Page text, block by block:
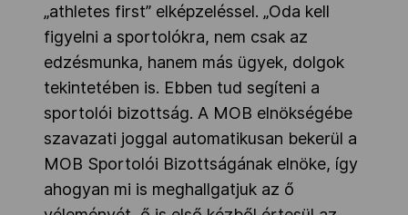
„athletes first” elképzeléssel. „Oda kell
figyelni a sportolókra, nem csak az
edzésmunka, hanem más ügyek, dolgok
tekintetében is. Ebben tud segíteni a
sportolói bizottság. A MOB elnökségébe
szavazati joggal automatikusan bekerül a
MOB Sportolói Bizottságának elnöke, így
ahogyan mi is meghallgatjuk az ő